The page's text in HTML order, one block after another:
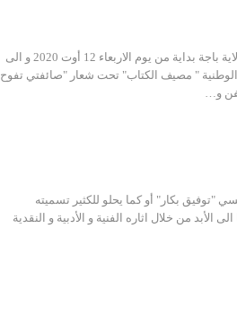
"صائفتي تفوح كتبا" في شاطئ الزوارع تعيش ولاية باجة بداية من يوم الاربعاء 12 أوت 2020 و الى
على وقع التظاهرة الوطنية " مصيف الكتاب" تحت شعار "صائفتي تفوح
و…
"توفيق بكار" أو كما يحلو للكثير تسميته
الأبد من خلال اثاره الفنية و الأدبية و النقدية